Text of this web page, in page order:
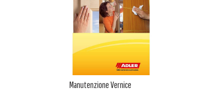
Manutenzione Vernice